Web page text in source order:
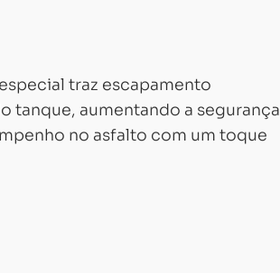
traz escapamento
tanque, aumentando a segurança
no asfalto com um toque